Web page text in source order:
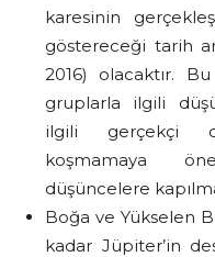
karesinin
göstereceği tarih
2016) olacaktır.
gruplarla ilgili
ilgili gerçekçi
koşmamaya
düşüncelere
Boğa ve Yükselen
kadar Jüpiter’in